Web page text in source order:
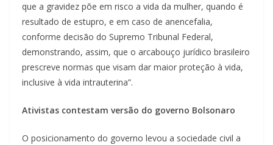
que a gravidez põe em risco a vida da mulher, quando é
resultado de estupro, e em caso de anencefalia,
conforme decisão do Supremo Tribunal Federal,
demonstrando, assim, que o arcabouço jurídico brasileiro
prescreve normas que visam dar maior proteção à vida,
inclusive à vida intrauterina”.
Ativistas contestam versão do governo Bolsonaro
O posicionamento do governo levou a sociedade civil a